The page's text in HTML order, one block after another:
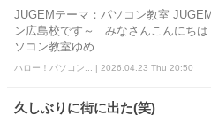
JUGEMテーマ：パソコン教室
ン広島校です～ みなさんこんにち
ソコン教室ゆめ...
ハロー！パソコン... | 2026.04.23 Thu 20:50
久しぶりに街に出た(笑)